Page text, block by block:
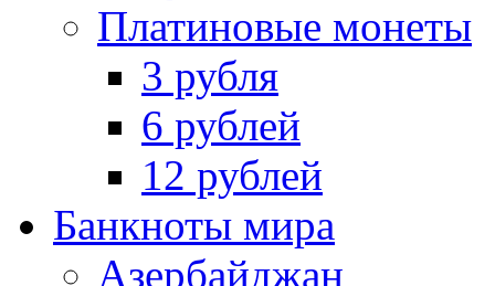
Платиновые монеты
3 рубля
6 рублей
12 рублей
Банкноты мира
Азербайджан